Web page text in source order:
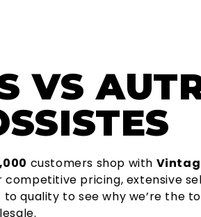
VS
customers shop with
competitive pricing, extensive
quality to see why we’re the